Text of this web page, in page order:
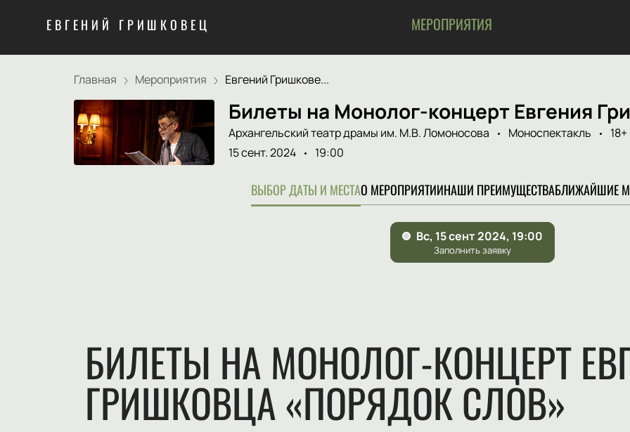
ЕВГЕНИЙ ГРИШКОВЕЦ МЕРОПРИЯТИЯ
Главная Мероприятия Евгений Гришкове...
Билеты на Монолог-концерт Евгения
Архангельский театр драмы им. М.В. Ломоносова Моноспектакль
18+
15 сент. 2024
19:00
ВЫБОР ДАТЫ И МЕСТАО МЕРОПРИЯТИИНАШИ ПРЕИМУЩЕСТВАБЛИЖАЙШИЕ
БИЛЕТЫ НА МОНОЛОГ-КОНЦЕРТ
ГРИШКОВЦА «ПОРЯДОК СЛОВ»